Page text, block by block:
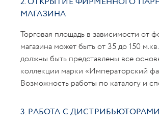
МАГАЗИНА
Торговая площадь в зависимости от
магазина может быть от 35 до 150
должны быть представлены все
коллекции марки «Императорский
Возможность работы по каталогу и
3. РАБОТА С ДИСТРИБЬЮТОРАМИ